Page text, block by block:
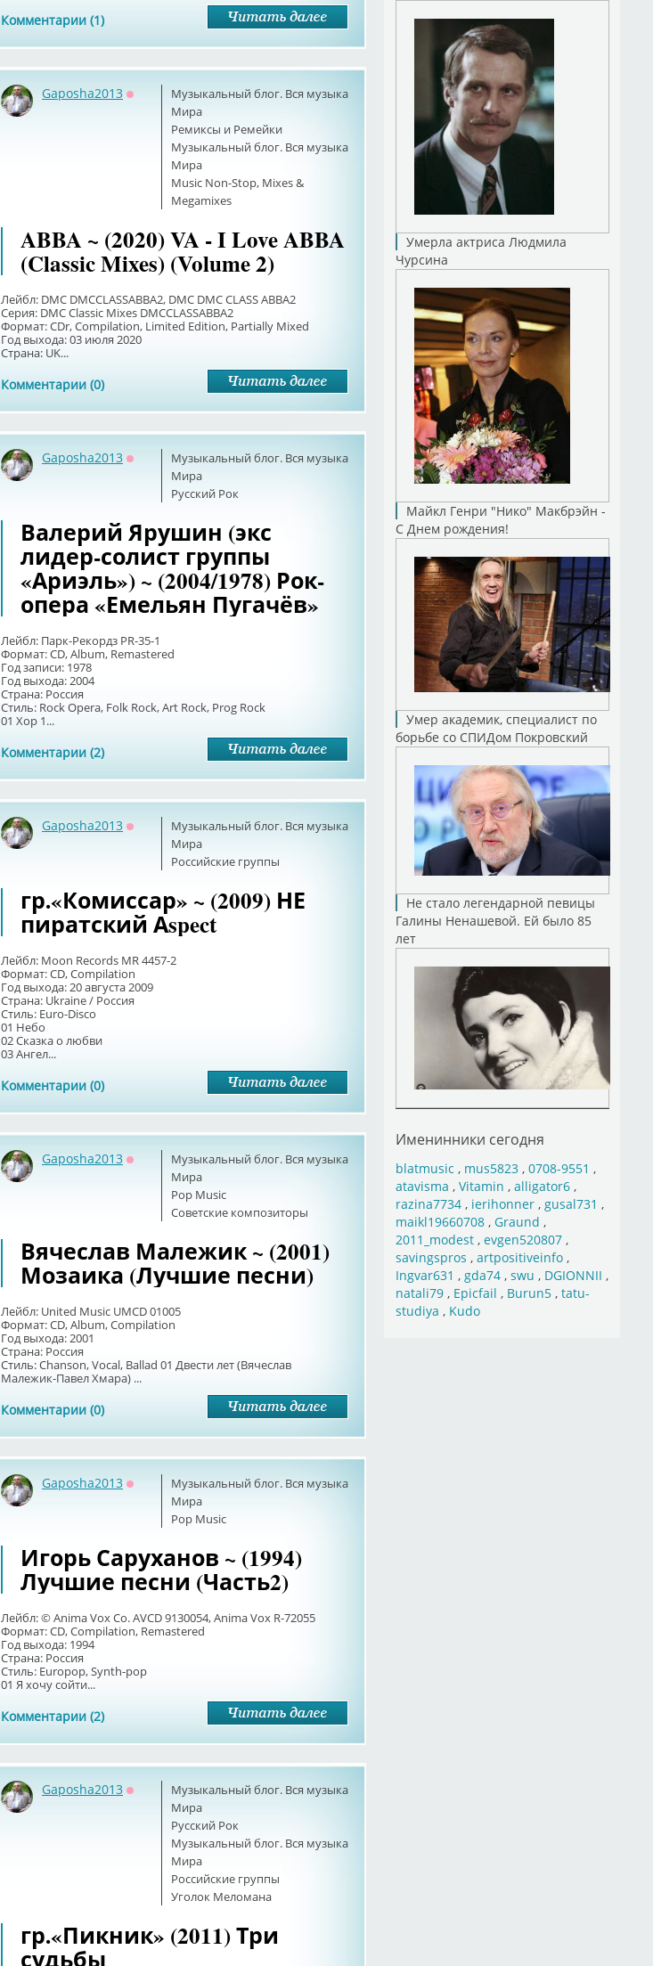
Комментарии (1)
Музыкальный блог. Вся музыка
Мира
Ремиксы и Ремейки
Музыкальный блог. Вся музыка
Мира
Music Non-Stop, Mixes &
Megamixes
Gaposha2013
Оффлайн
ABBA ~ (2020) VA - I Love ABBA
(Classic Mixes) (Volume 2)
Лейбл: DMC DMCCLASSABBA2, DMC DMC CLASS ABBA2
Серия: DMC Classic Mixes DMCCLASSABBA2
Формат: CDr, Compilation, Limited Edition, Partially Mixed
Год выхода: 03 июля 2020
Страна: UK...
Комментарии (0)
Музыкальный блог. Вся музыка
Мира
Русский Рок
Gaposha2013
Оффлайн
Валерий Ярушин (экс
лидер-солист группы
«Ариэль») ~ (2004/1978) Рок-
опера «Емельян Пугачёв»
Лейбл: Парк-Рекордз PR-35-1
Формат: CD, Album, Remastered
Год записи: 1978
Год выхода: 2004
Страна: Россия
Стиль: Rock Opera, Folk Rock, Art Rock, Prog Rock
01 Хор 1...
Комментарии (2)
Музыкальный блог. Вся музыка
Мира
Российские группы
Gaposha2013
Оффлайн
гр.«Комиссар» ~ (2009) НЕ
пиратский Аspect
Лейбл: Moon Records MR 4457-2
Формат: CD, Compilation
Год выхода: 20 августа 2009
Страна: Ukraine / Россия
Стиль: Euro-Disco
01 Небо
02 Сказка о любви
03 Ангел...
Комментарии (0)
Музыкальный блог. Вся музыка
Мира
Pop Music
Советские композиторы
Gaposha2013
Оффлайн
Вячеслав Малежик ~ (2001)
Мозаика (Лучшие песни)
Лейбл: United Music UMCD 01005
Формат: CD, Album, Compilation
Год выхода: 2001
Страна: Россия
Стиль: Chanson, Vocal, Ballad 01 Двести лет (Вячеслав
Малежик-Павел Хмара) ...
Комментарии (0)
Музыкальный блог. Вся музыка
Мира
Pop Music
Gaposha2013
Оффлайн
Игорь Саруханов ~ (1994)
Лучшие песни (Часть2)
Лейбл: © Anima Vox Co. AVCD 9130054, Anima Vox R-72055
Формат: CD, Compilation, Remastered
Год выхода: 1994
Страна: Россия
Стиль: Europop, Synth-pop
01 Я хочу сойти...
Комментарии (2)
Музыкальный блог. Вся музыка
Мира
Русский Рок
Музыкальный блог. Вся музыка
Мира
Российские группы
Уголок Меломана
Gaposha2013
Оффлайн
гр.«Пикник» (2011) Три
судьбы
Умерла актриса Людмила
Чурсина
Майкл Генри "Нико" Макбрэйн -
С Днем рождения!
Умер академик, специалист по
борьбе со СПИДом Покровский
Не стало легендарной певицы
Галины Ненашевой. Ей было 85
лет
Именинники сегодня
blatmusic , mus5823, 0708-9551 ,
atavisma , Vitamin , alligator6,
razina7734, ierihonner, gusal731 ,
maikl19660708, Graund ,
2011_modest, evgen520807,
savingspros , artpositiveinfo,
Ingvar631 , gda74, swu , DGIONNII ,
natali79, Epicfail , Burun5, tatu-
studiya , Kudo